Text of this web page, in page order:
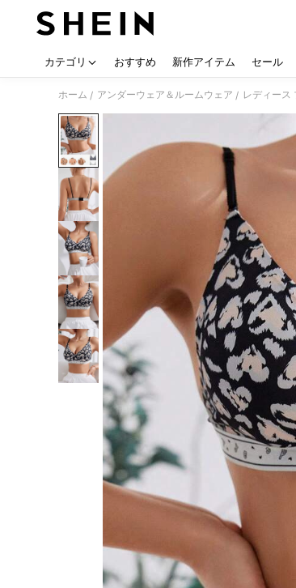
カテゴリ おすすめ 新作アイテム セール
ホーム / アンダーウェア＆ルームウェア / レディース